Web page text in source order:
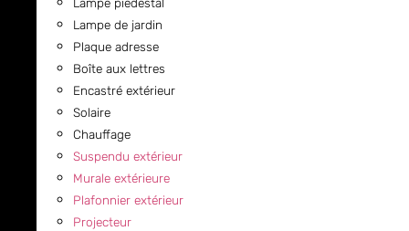
Lampe de jardin
Plaque adresse
Boîte aux lettres
Encastré extérieur
Solaire
Chauffage
Suspendu extérieur
Murale extérieure
Plafonnier extérieur
Projecteur